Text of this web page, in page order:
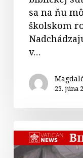
sa na ňu
školskom
v…
23. júna
postavy